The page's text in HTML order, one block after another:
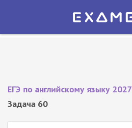
Экзамер — ЕГЭ 2027
ЕГЭ по английскому языку 2027
Задача 60